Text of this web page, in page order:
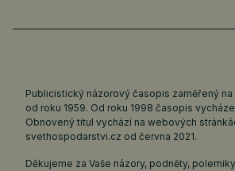
Publicistický názorový časopis zaměřený
od roku 1959. Od roku 1998 časopis
Obnovený titul vychází na webových
svethospodarstvi.cz od června 2021.
Děkujeme za Vaše názory, podněty,